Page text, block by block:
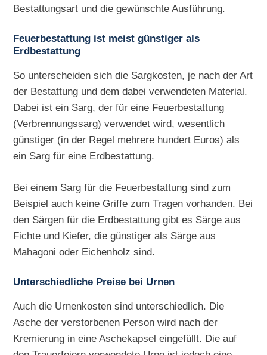
Bestattungsart und die gewünschte Ausführung.
Feuerbestattung ist meist günstiger als
Erdbestattung
So unterscheiden sich die Sargkosten, je nach der Art
der Bestattung und dem dabei verwendeten Material.
Dabei ist ein Sarg, der für eine Feuerbestattung
(Verbrennungssarg) verwendet wird, wesentlich
günstiger (in der Regel mehrere hundert Euros) als
ein Sarg für eine Erdbestattung.
Bei einem Sarg für die Feuerbestattung sind zum
Beispiel auch keine Griffe zum Tragen vorhanden. Bei
den Särgen für die Erdbestattung gibt es Särge aus
Fichte und Kiefer, die günstiger als Särge aus
Mahagoni oder Eichenholz sind.
Unterschiedliche Preise bei Urnen
Auch die Urnenkosten sind unterschiedlich. Die
Asche der verstorbenen Person wird nach der
Kremierung in eine Aschekapsel eingefüllt. Die auf